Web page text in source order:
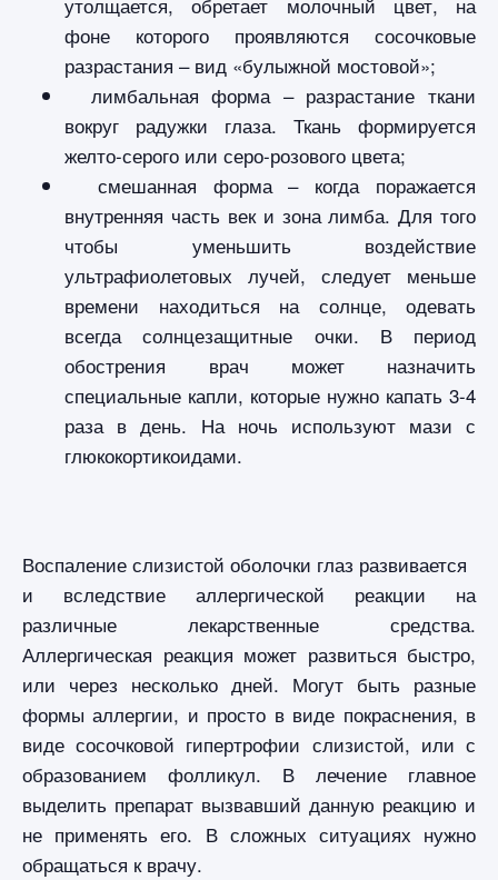
фоне которого проявляются сосочковые
разрастания – вид «булыжной мостовой»;
лимбальная форма – разрастание ткани
вокруг радужки глаза. Ткань формируется
желто-серого или серо-розового цвета;
смешанная форма – когда поражается
внутренняя часть век и зона лимба. Для того
чтобы уменьшить воздействие
ультрафиолетовых лучей, следует меньше
времени находиться на солнце, одевать
всегда солнцезащитные очки. В период
обострения врач может назначить
специальные капли, которые нужно капать 3-4
раза в день. На ночь используют мази с
глюкокортикоидами.
Воспаление слизистой оболочки глаз развивается
и вследствие аллергической реакции на
различные лекарственные средства.
Аллергическая реакция может развиться быстро,
или через несколько дней. Могут быть разные
формы аллергии, и просто в виде покраснения, в
виде сосочковой гипертрофии слизистой, или с
образованием фолликул. В лечение главное
выделить препарат вызвавший данную реакцию и
не применять его. В сложных ситуациях нужно
обращаться к врачу.